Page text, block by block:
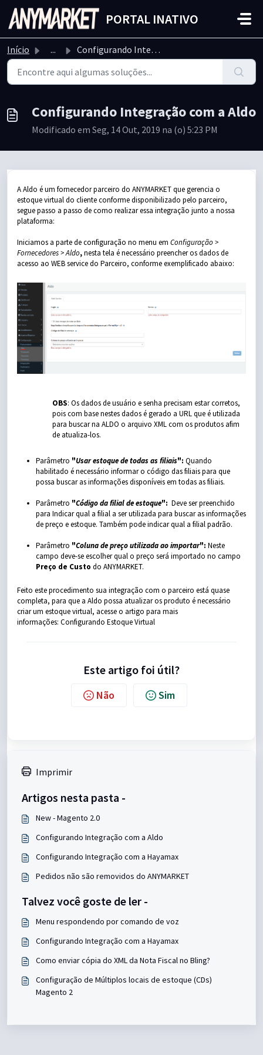
Ir para o conteúdo principal
PORTAL INATIVO
Início ... Configurando Integração com a Aldo
Configurando Integração com a Aldo
Modificado em Seg, 14 Out, 2019 na (o) 5:23 PM
A Aldo é um fornecedor parceiro do ANYMARKET que gerencia o
estoque virtual do cliente conforme disponibilizado pelo parceiro,
segue passo a passo de como realizar essa integração junto a nossa
plataforma:
Iniciamos a parte de configuração no menu em Configuração >
Fornecedores > Aldo,nesta tela é necessário preencher os dados de
acesso ao WEB service do Parceiro, conforme exemplificado abaixo:
OBS: Os dados de usuário e senha precisam estar corretos,
pois com base nestes dados é gerado a URL que é utilizada
para buscar na ALDO o arquivo XML com os produtos afim
de atualiza-los.
Parâmetro "Usar estoque de todas as filiais": Quando
habilitado é necessário informar o código das filiais para que
possa buscar as informações disponíveis em todas as filiais.
Parâmetro "Código da filial de estoque": Deve ser preenchido
para Indicar qual a filial a ser utilizada para buscar as informações
de preço e estoque. Também pode indicar qual a filial padrão.
Parâmetro "Coluna de preço utilizada ao importar": Neste
campo deve-se escolher qual o preço será importado no campo
Preço de Custo do ANYMARKET.
Feito este procedimento sua integração com o parceiro está quase
completa, para que a Aldo possa atualizar os produto é necessário
criar um estoque virtual, acesse o artigo para mais
informações: Configurando Estoque Virtual
Este artigo foi útil?
Não Sim
Imprimir
Artigos nesta pasta -
New - Magento 2.0
Configurando Integração com a Aldo
Configurando Integração com a Hayamax
Pedidos não são removidos do ANYMARKET
Talvez você goste de ler -
Menu respondendo por comando de voz
Configurando Integração com a Hayamax
Como enviar cópia do XML da Nota Fiscal no Bling?
Configuração de Múltiplos locais de estoque (CDs)
Magento 2